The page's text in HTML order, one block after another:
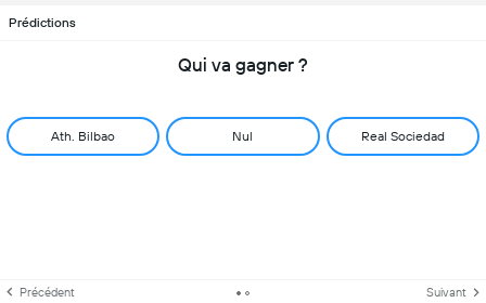
Prédictions
Qui va gagner ?
Ath. Bilbao Nul Real Sociedad
Précédent Suivant